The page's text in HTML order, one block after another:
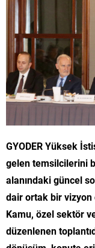
GYODER Yüksek
gelen temsilcilerini
alanındaki güncel
dair ortak bir vizyon
Kamu, özel sektör
düzenlenen